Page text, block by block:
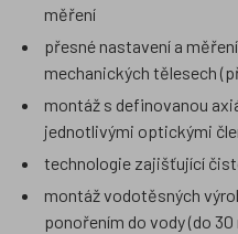
měření
přesné nastavení a
mechanických tělesech
montáž s definovanou
jednotlivými optickými
technologie zajišťující
montáž vodotěsných
ponořením do vody (do